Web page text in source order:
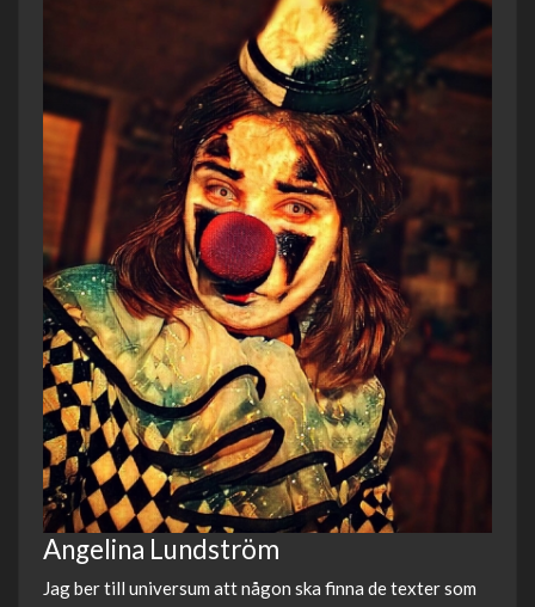
Angelina Lundström
Jag ber till universum att någon ska finna de texter som